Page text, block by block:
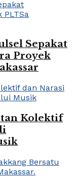
Sepakat
Proyek
Kolektif